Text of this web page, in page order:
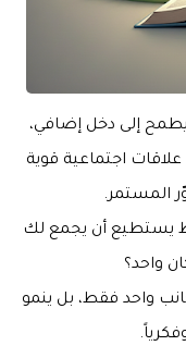
إلى دخل إضافي،
علاقات اجتماعية قوية
المستمر.
يستطيع أن يجمع لك
واحد؟
واحد فقط، بل ينمو